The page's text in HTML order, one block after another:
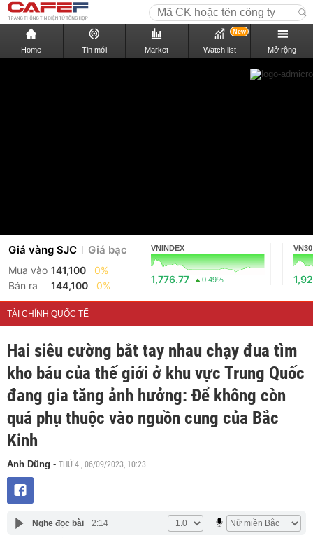
Home Tin mới Market Watch list
New
Mở rộng
Giá vàng SJC Giá bạc
Mua vào 141,100
0%
Bán ra
144,100 0%
VNINDEX
1,776.77 0.49%
VN30
TÀI CHÍNH QUỐC TẾ
Hai siêu cường bắt tay nhau chạy đua tìm
kho báu của thế giới ở khu vực Trung Quốc
đang gia tăng ảnh hưởng: Để không còn
quá phụ thuộc vào nguồn cung của Bắc
Kinh
Anh Dũng - THỨ 4 , 06/09/2023, 10:23
Nghe đọc bài 2:14